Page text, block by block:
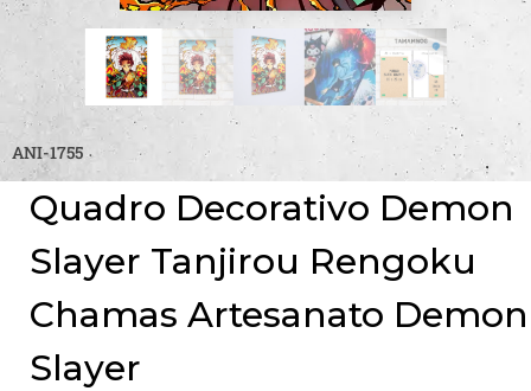
ANI-1755
Quadro Decorativo Demon
Slayer Tanjirou Rengoku
Chamas Artesanato Demon
Slayer